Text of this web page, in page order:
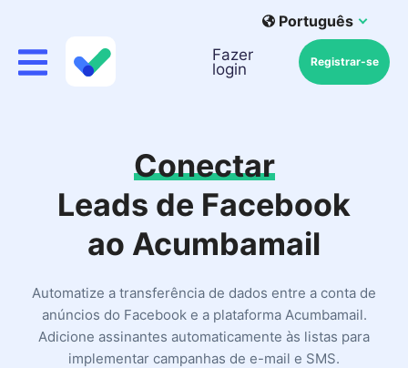
Português
Fazer
login
Registrar-se
Conectar
Leads de Facebook
ao Acumbamail
Automatize a transferência de dados entre a conta de
anúncios do Facebook e a plataforma Acumbamail.
Adicione assinantes automaticamente às listas para
implementar campanhas de e-mail e SMS.